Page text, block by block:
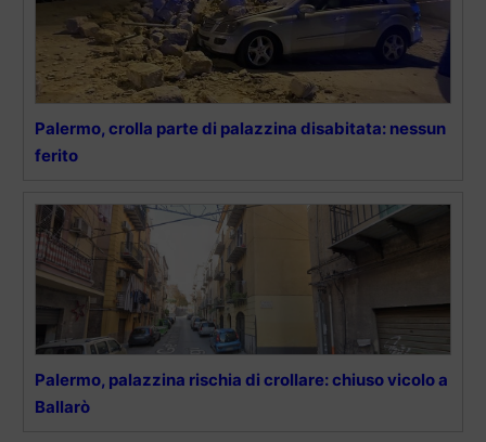
Palermo, crolla parte di palazzina disabitata: nessun
ferito
Palermo, palazzina rischia di crollare: chiuso vicolo a
Ballarò